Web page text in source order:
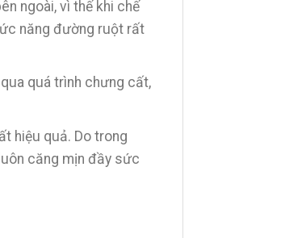
ngoài, vì thế khi chế
năng đường ruột rất
quá trình chưng cất,
hiệu quả. Do trong
căng mịn đầy sức